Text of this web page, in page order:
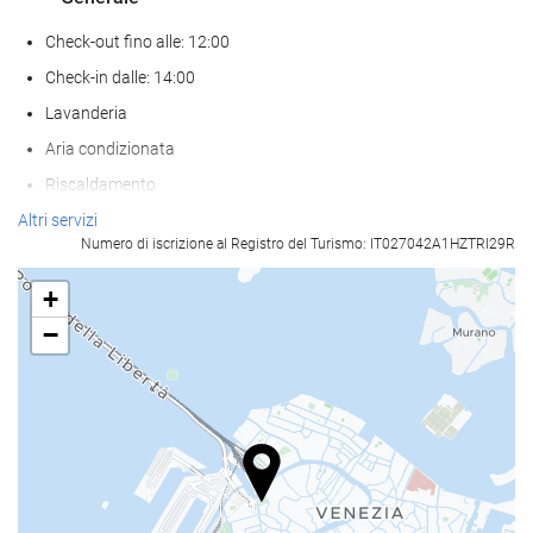
Check-out fino alle: 12:00
Check-in dalle: 14:00
Lavanderia
Aria condizionata
Riscaldamento
Ascensore
struttura interamente non fumatori
disponibilità di camere insonorizzate
Non sono ammessi animali
Pasto e bevanda
Ristorante à la carte
Altri servizi
Numero di iscrizione al Registro del Turismo: IT027042A1HZTRI29R
+
−